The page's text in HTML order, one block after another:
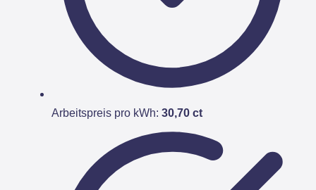
Arbeitspreis pro kWh: 30,70 ct